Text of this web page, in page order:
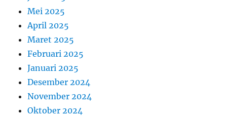
Mei 2025
April 2025
Maret 2025
Februari 2025
Januari 2025
Desember 2024
November 2024
Oktober 2024